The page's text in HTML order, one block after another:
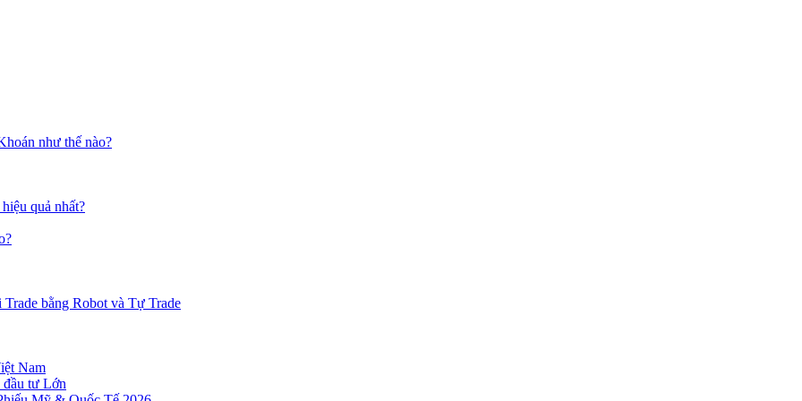
như thế nào?
quả nhất?
bằng Robot và Tự Trade
Nam
đầu tư Lớn